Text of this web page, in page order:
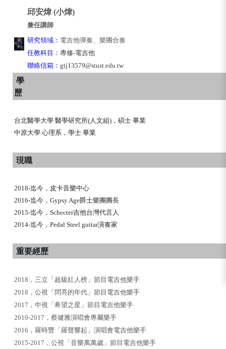
邱安煒 (小煒)
兼任講師
研究領域： 電吉他彈奏、樂團合奏
任教科目： 專修-電吉他
聯絡信箱： gtj13579@stust.edu.tw
學
歷
台北醫學大學 醫學研究所(人文組)，碩士 畢業
中原大學 心理系，學士 畢業
現職
2018-迄今，皮卡音樂中心
2016-迄今，Gypsy Age爵士樂團團長
2015-迄今，Schecter吉他台灣代言人
2014-迄今，Pedal Steel guitar演奏家
重要經歷
2018，三立「超級紅人榜」節目電吉他樂手
2018，公視「閃亮的年代」節目電吉他樂手
2017，中視「希望之星」節目電吉他樂手
2010-2017，蔡健雅演唱會專屬樂手
2016，羅時豐「羅聲響起」演唱會電吉他樂手
2015-2017，公視「音樂萬萬歲」節目電吉他樂手